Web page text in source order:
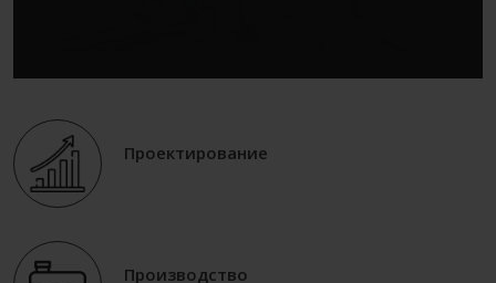
Проектирование
Производство